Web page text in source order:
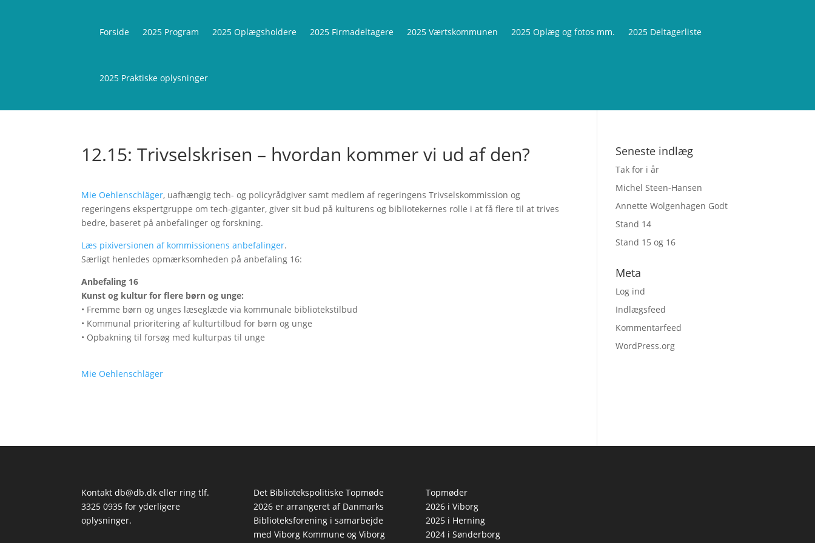
Forside 2025 Program 2025 Oplægsholdere 2025 Firmadeltagere 2025 Værtskommunen 2025 Oplæg og fotos mm. 2025 Deltagerliste
2025 Praktiske oplysninger
12.15: Trivselskrisen – hvordan kommer vi ud af den?
Mie Oehlenschläger, uafhængig tech- og policyrådgiver samt medlem af regeringens Trivselskommission og
regeringens ekspertgruppe om tech-giganter, giver sit bud på kulturens og bibliotekernes rolle i at få flere til at trives
bedre, baseret på anbefalinger og forskning.
Læs pixiversionen af kommissionens anbefalinger.
Særligt henledes opmærksomheden på anbefaling 16:
Anbefaling 16
Kunst og kultur for flere børn og unge:
• Fremme børn og unges læseglæde via kommunale bibliotekstilbud
• Kommunal prioritering af kulturtilbud for børn og unge
• Opbakning til forsøg med kulturpas til unge
Mie Oehlenschläger
Seneste indlæg
Tak for i år
Michel Steen-Hansen
Annette Wolgenhagen Godt
Stand 14
Stand 15 og 16
Meta
Log ind
Indlægsfeed
Kommentarfeed
WordPress.org
Kontaktdb@db.dk eller ring tlf.
3325 0935 for yderligere
oplysninger.
Det Bibliotekspolitiske Topmøde
2026 er arrangeret af Danmarks
Biblioteksforening i samarbejde
med Viborg Kommune og Viborg
Topmøder
2026 i Viborg
2025 i Herning
2024 i Sønderborg